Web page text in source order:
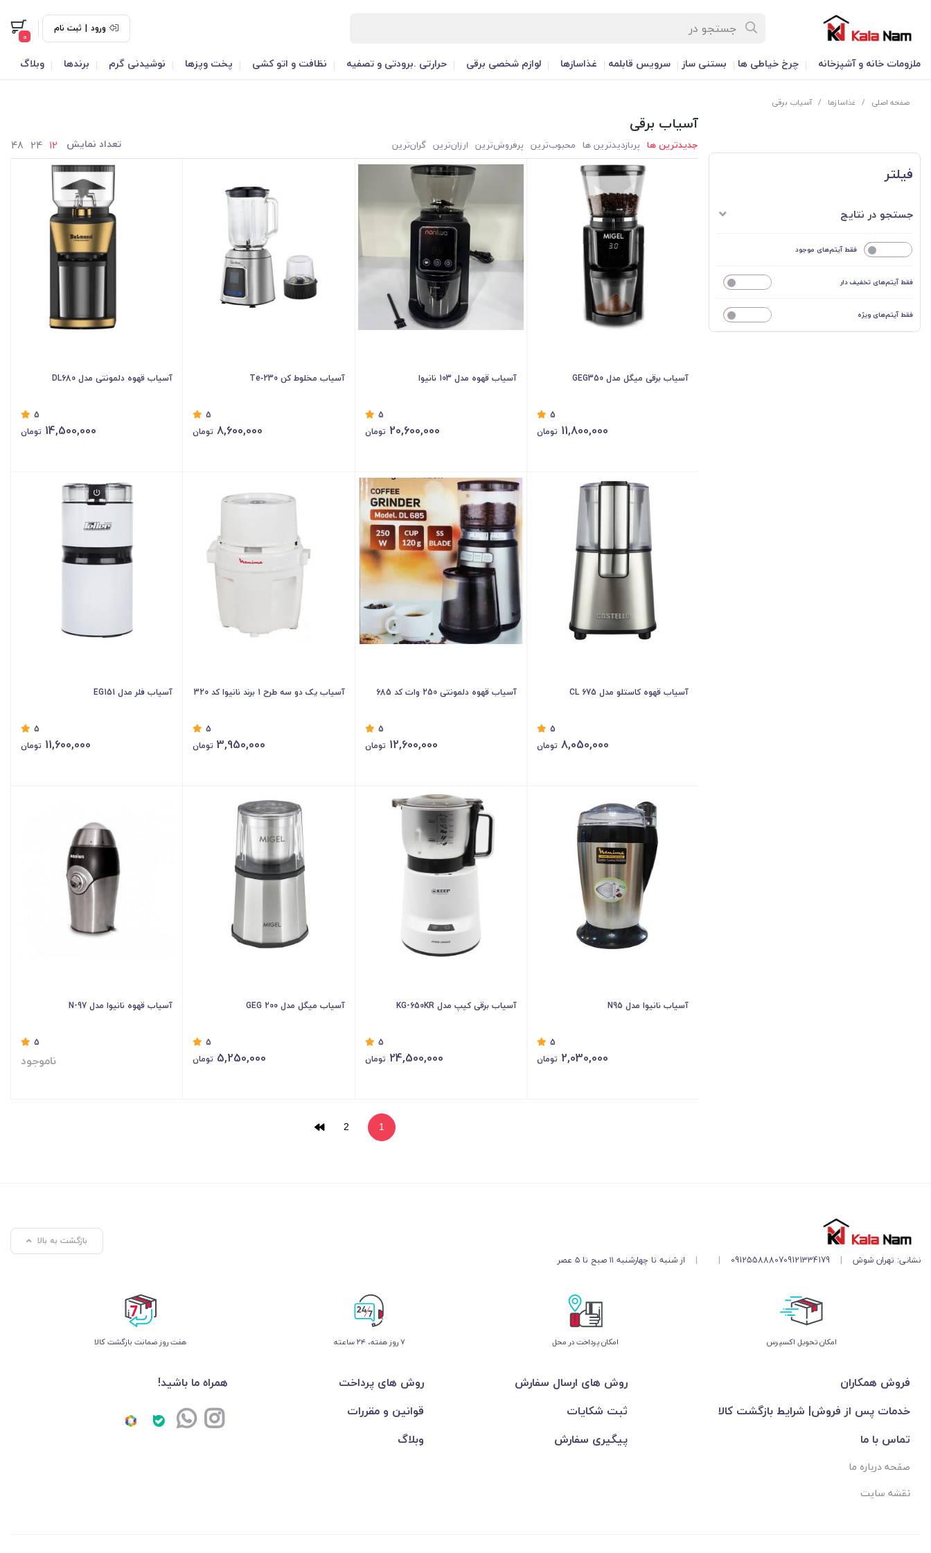
ورود | ثبت نام
0
ملزومات خانه و آشپزخانه چرخ خیاطی ها بستنی ساز سرویس قابلمه غذاسازها لوازم شخصی برقی حرارتی .برودتی و تصفیه نظافت و اتو کشی پخت وپزها نوشیدنی گرم برندها وبلاگ
صفحه اصلی / غذاسازها / آسیاب برقی
فیلتر
جستجو در نتایج
فقط آیتم‌های موجود
فقط آیتم‌های تخفیف دار
فقط آیتم‌های ویژه
آسیاب برقی
جدیدترین ها پربازدیدترین ها محبوب‌‌ترین پرفروش‌ترین ارزان‌ترین گران‌ترین تعداد نمایش 12
24
48
آسیاب برقی میگل مدل GEG350
5
11,800,000 تومان
آسیاب قهوه مدل 103 نانیوا
5
20,600,000 تومان
آسیاب مخلوط‌ کن Te‑230
5
8,600,000 تومان
آسیاب قهوه دلمونتی مدل DL680
5
14,500,000 تومان
آسیاب قهوه کاستلو مدل CL 675
5
8,050,000 تومان
آسیاب قهوه دلمونتی 250 وات کد 685
5
12,600,000 تومان
آسیاب یک دو سه طرح 1 برند نانیوا کد 320
5
3,950,000 تومان
آسیاب فلر مدل EG151
5
11,600,000 تومان
آسیاب نانیوا مدل N95
5
2,030,000 تومان
آسیاب برقی کیپ مدل KG-650KR
5
24,500,000 تومان
آسیاب میگل مدل GEG 200
5
5,250,000 تومان
آسیاب قهوه نانیوا مدل N-97
5
ناموجود
1
2
نشانی: تهران شوش |
09121334179
09125588807
|
| از شنبه تا چهارشنبه ۱۱ صبح تا ۵ عصر
بازگشت به بالا
اﻣﮑﺎن ﺗﺤﻮﯾﻞ اﮐﺴﭙﺮس امکان پرداخت در محل ۷ روز ﻫﻔﺘﻪ، ۲۴ ﺳﺎﻋﺘﻪ هفت روز ضمانت بازگشت کالا
فروش همکاران روش های ارسال سفارش
روش های پرداخت
خدمات پس از فروش| شرایط بازگشت کالا
ثبت شکایات
قوانین و مقررات
تماس با ما
صفحه درباره ما
نقشه سایت
پیگیری سفارش وبلاگ
همراه ما باشید!